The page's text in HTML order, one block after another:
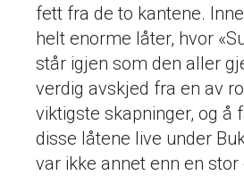
fett fra de to kantene.
helt enorme låter, hvor
står igjen som den aller
verdig avskjed fra en av
viktigste skapninger, og å
disse låtene live under
var ikke annet enn en stor